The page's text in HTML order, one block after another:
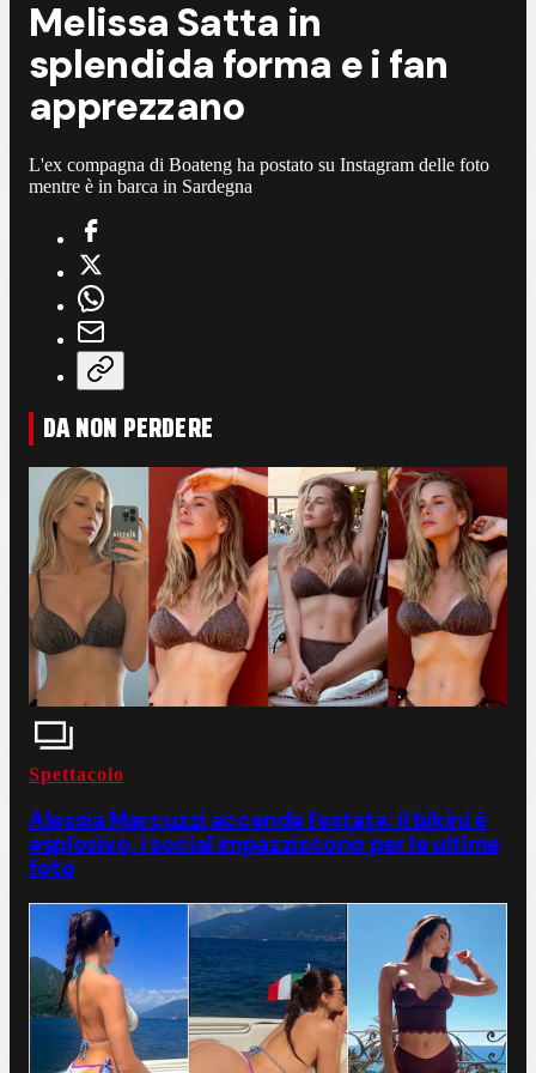
Melissa Satta in
splendida forma e i fan
apprezzano
L'ex compagna di Boateng ha postato su Instagram delle foto
mentre è in barca in Sardegna
DA NON PERDERE
Spettacolo
Alessia Marcuzzi accende l'estate: il bikini è
esplosivo, i social impazziscono per le ultime
foto